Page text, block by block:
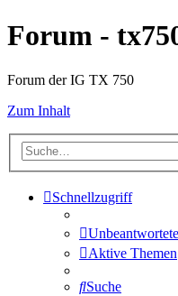
Forum -
Forum der IG TX 750
Zum Inhalt
Schnellzugriff
Aktive Themen
Suche